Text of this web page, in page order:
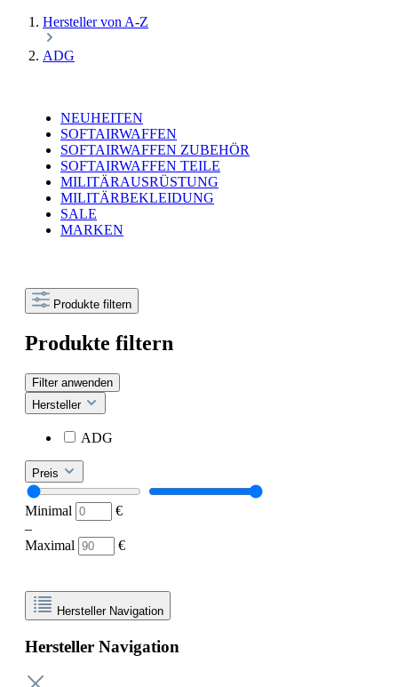
Hersteller von A-Z
ADG
NEUHEITEN
SOFTAIRWAFFEN
SOFTAIRWAFFEN ZUBEHÖR
SOFTAIRWAFFEN TEILE
MILITÄRAUSRÜSTUNG
MILITÄRBEKLEIDUNG
SALE
MARKEN
Produkte filtern
Produkte filtern
Filter anwenden
Hersteller
ADG
Preis
Minimal
€
–
Maximal
€
Hersteller Navigation
Hersteller Navigation